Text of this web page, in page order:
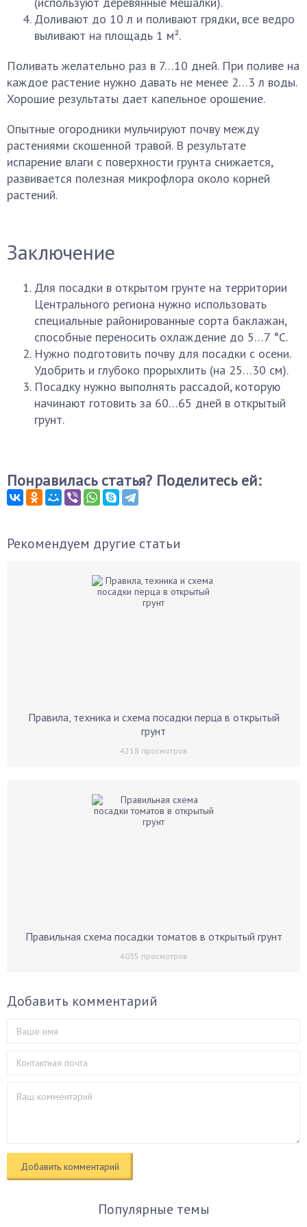
Доливают до 10 л и поливают грядки, все ведро
выливают на площадь 1 м².
Поливать желательно раз в 7…10 дней. При поливе на
каждое растение нужно давать не менее 2…3 л воды.
Хорошие результаты дает капельное орошение.
Опытные огородники мульчируют почву между
растениями скошенной травой. В результате
испарение влаги с поверхности грунта снижается,
развивается полезная микрофлора около корней
растений.
Заключение
Для посадки в открытом грунте на территории
Центрального региона нужно использовать
специальные районированные сорта баклажан,
способные переносить охлаждение до 5…7 °С.
Нужно подготовить почву для посадки с осени.
Удобрить и глубоко прорыхлить (на 25…30 см).
Посадку нужно выполнять рассадой, которую
начинают готовить за 60…65 дней в открытый
грунт.
Понравилась статья? Поделитесь ей:
Рекомендуем другие статьи
Правила, техника и схема посадки перца в открытый
грунт
4218 просмотров
Правильная схема посадки томатов в открытый грунт
4035 просмотров
Добавить комментарий
Популярные темы